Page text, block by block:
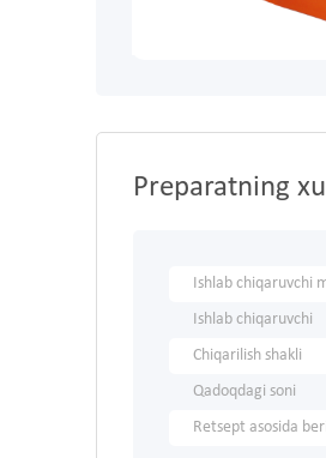
Preparatning
Ishlab chiqaruvchi
Ishlab chiqaruvchi
Chiqarilish shakli
Qadoqdagi soni
Retsept asosida